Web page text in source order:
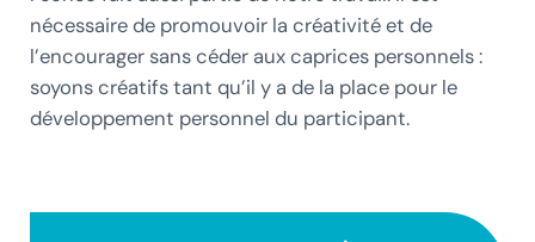
nécessaire de promouvoir la créativité et de
l’encourager sans céder aux caprices personnels :
soyons créatifs tant qu’il y a de la place pour le
développement personnel du participant.